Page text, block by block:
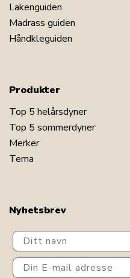
Lakenguiden
Madrass guiden
Håndkleguiden
Produkter
Top 5 helårsdyner
Top 5 sommerdyner
Merker
Tema
Nyhetsbrev
Ditt navn
Din E-mail adresse